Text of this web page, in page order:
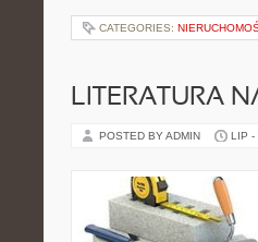
CATEGORIES:
LITERATURA
POSTED BY ADMIN LIP -